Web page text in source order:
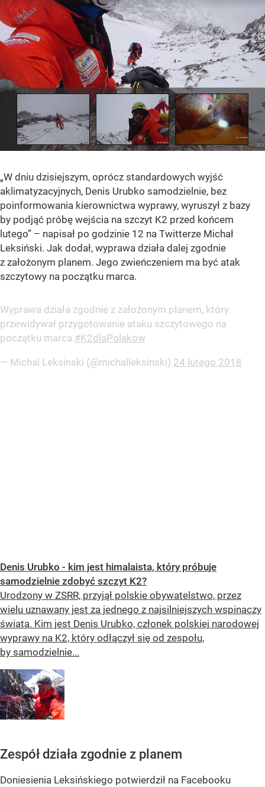
„W dniu dzisiejszym, oprócz standardowych wyjść
aklimatyzacyjnych, Denis Urubko samodzielnie, bez
poinformowania kierownictwa wyprawy, wyruszył z bazy
by podjąć próbę wejścia na szczyt K2 przed końcem
lutego” – napisał po godzinie 12 na Twitterze Michał
Leksiński. Jak dodał, wyprawa działa dalej zgodnie
z założonym planem. Jego zwieńczeniem ma być atak
szczytowy na początku marca.
Wyprawa działa zgodnie z założonym planem, który
przewidywał przygotowanie ataku szczytowego na
początku marca.#K2dlaPolakow
— Michal Leksinski (@michalleksinski) 24 lutego 2018
Denis Urubko - kim jest himalaista, który próbuje
samodzielnie zdobyć szczyt K2?
Urodzony w ZSRR, przyjął polskie obywatelstwo, przez
wielu uznawany jest za jednego z najsilniejszych wspinaczy
świata. Kim jest Denis Urubko, członek polskiej narodowej
wyprawy na K2, który odłączył się od zespołu,
by samodzielnie...
Zespół działa zgodnie z planem
Doniesienia Leksińskiego potwierdził na Facebooku